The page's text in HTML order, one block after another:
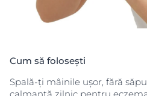
Cum să folosești
Spală-ți mâinile ușor, fără